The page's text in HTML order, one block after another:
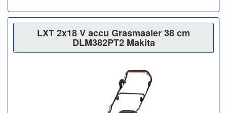
LXT 2x18 V accu Grasmaaier 38 cm
DLM382PT2 Makita